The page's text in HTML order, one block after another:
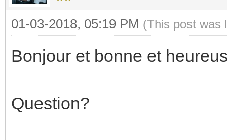
01-03-2018, 05:19 PM (This post was
Bonjour et bonne et
Question?